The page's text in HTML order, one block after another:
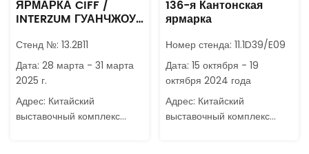
ЯРМАРКА CIFF /
INTERZUM ГУАНЧЖОУ
Стенд №: 13.2B11
Дата: 28 марта - 31 марта
2025 г.
Адрес: Китайский
выставочный комплекс
136-я Кантонская
ярмарка
Номер стенда: 11.1D39/E09
Дата: 15 октября - 19
октября 2024 года
Адрес: Китайский
выставочный комплекс